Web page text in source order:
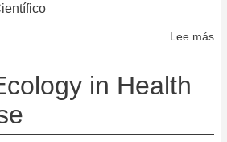
Lee más
in Health